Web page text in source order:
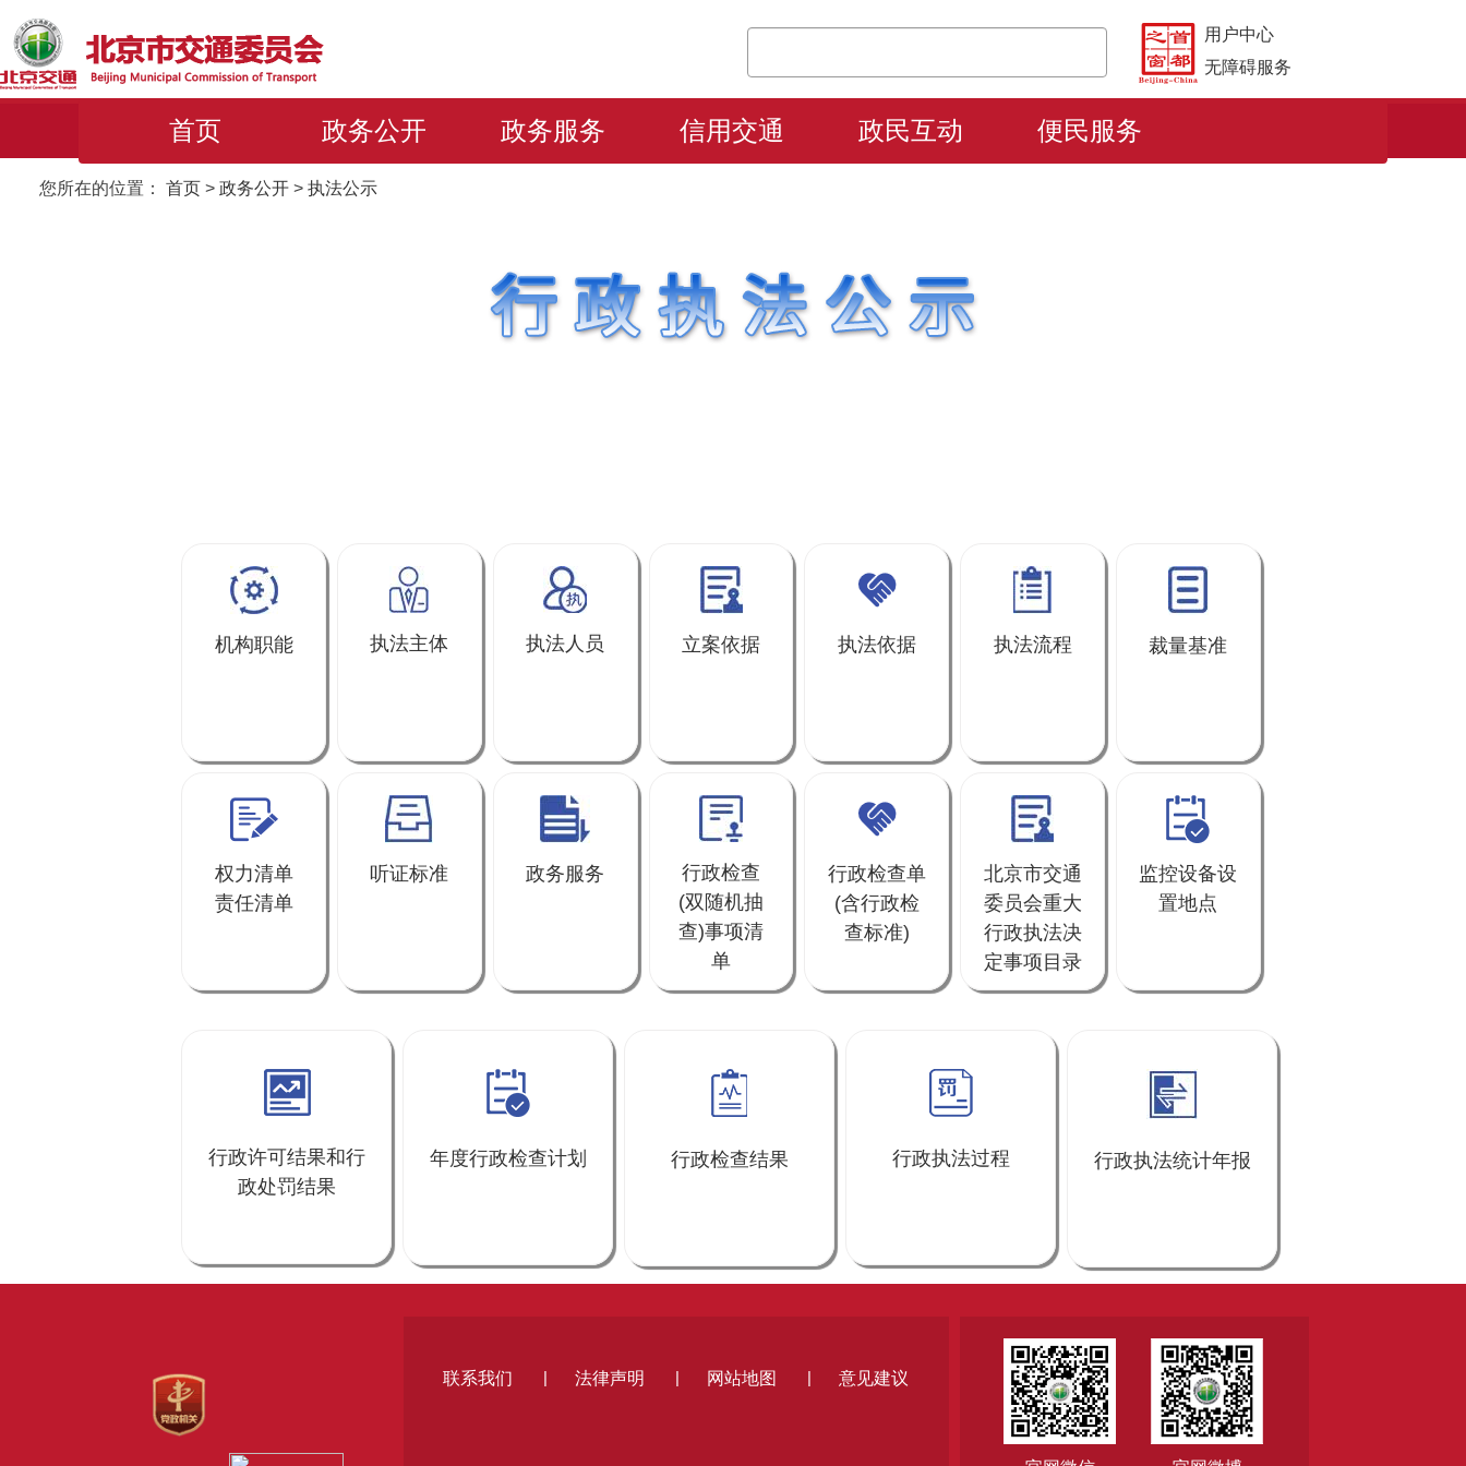
搜本站 搜索
用户中心
无障碍服务
首页 政务公开 政务服务 信用交通 政民互动 便民服务
您所在的位置： 首页 > 政务公开 > 执法公示
机构职能 执法主体 执法人员 立案依据 执法依据 执法流程 裁量基准
权力清单
责任清单
听证标准 政务服务
行政检查
(双随机抽
查)事项清
单
行政检查单
(含行政检
查标准)
北京市交通
委员会重大
行政执法决
定事项目录
监控设备设
置地点
行政许可结果和行
政处罚结果
年度行政检查计划 行政检查结果 行政执法过程 行政执法统计年报
联系我们 | 法律声明 | 网站地图 | 意见建议